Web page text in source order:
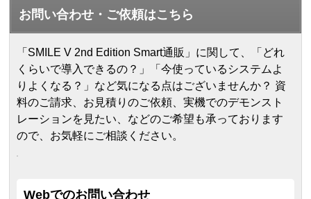
お問い合わせ・ご依頼はこちら
「SMILE V 2nd Edition Smart通販」に関して、「どれ
くらいで導入できるの？」「今使っているシステムよ
りよくなる？」など気になる点はございませんか？ 資
料のご請求、お見積りのご依頼、実機でのデモンスト
レーションを見たい、などのご希望も承っております
ので、お気軽にご相談ください。
Webでのお問い合わせ